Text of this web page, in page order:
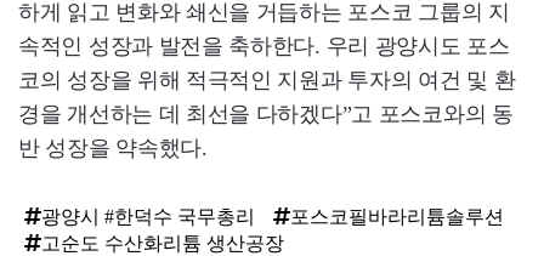
하게 읽고 변화와 쇄신을 거듭하는 포스코 그룹의 지
속적인 성장과 발전을 축하한다. 우리 광양시도 포스
코의 성장을 위해 적극적인 지원과 투자의 여건 및 환
경을 개선하는 데 최선을 다하겠다”고 포스코와의 동
반 성장을 약속했다.
광양시 #한덕수 국무총리
포스코필바라리튬솔루션
고순도 수산화리튬 생산공장